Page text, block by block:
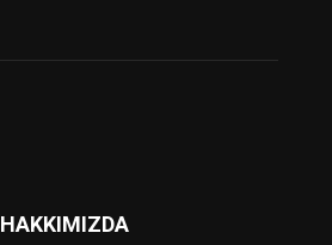
HAKKIMIZDA